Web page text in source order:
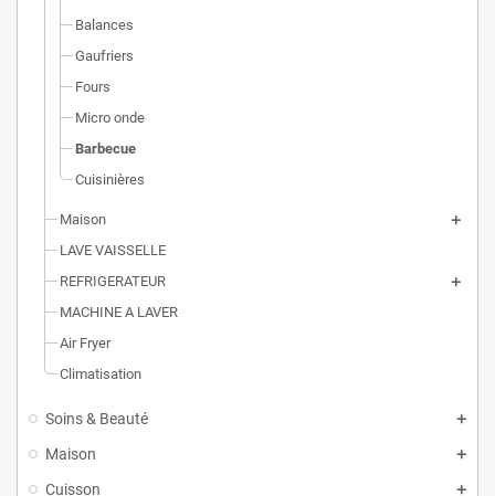
Balances
Gaufriers
Fours
Micro onde
Barbecue
Cuisinières
Maison
LAVE VAISSELLE
REFRIGERATEUR
MACHINE A LAVER
Air Fryer
Climatisation
Soins & Beauté
Maison
Cuisson